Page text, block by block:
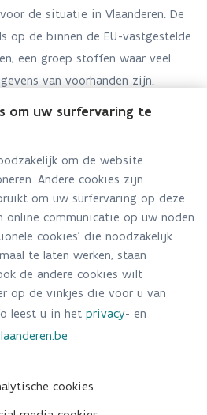
de situatie in Vlaanderen. De
op de binnen de EU-vastgestelde
een groep stoffen waar veel
van voorhanden zijn.
onderling kan prioriteren als er
om uw surfervaring te
om de website
Andere cookies zijn
om uw surfervaring op deze
online communicatie op uw noden
cookies' die noodzakelijk
te laten werken, staan
de andere cookies wilt
op de vinkjes die voor u van
leest u in het privacy- en
cookies